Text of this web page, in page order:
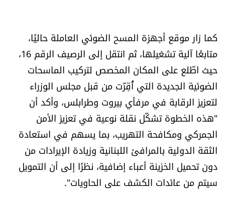
سجالات
صحّة وصحن
الرياضة
منوّعات
حظّك اليوم
للتاريخ
كما زار موقع أجهزة المسح الضوئي العاملة حاليًا،
متابعًا آلية تشغيلها، ثم انتقل إلى الرصيف الرقم 16،
حيث اطّلع على المكان المخصص لتركيب الماسحات
الضوئية الجديدة التي أُقِرّت من قبل مجلس الوزراء
لتعزيز الرقابة في مرفأي بيروت وطرابلس، وأكد أن
"هذه الخطوة تشكّل نقلة نوعية في تعزيز الأمن
الجمركي ومكافحة التهريب، بما يسهم في استعادة
الثقة الدولية بالمرافئ اللبنانية وزيادة الإيرادات من
دون تحميل الخزينة أعباء إضافية، نظرًا إلى أن التمويل
سيتم من عائدات الكشف على الحاويات".